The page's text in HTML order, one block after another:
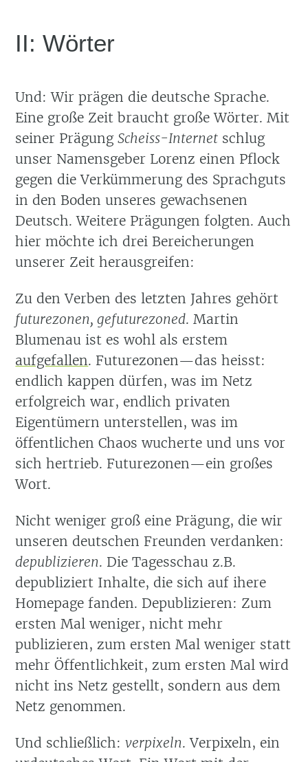
II: Wörter
Und: Wir prägen die deutsche Sprache.
Eine große Zeit braucht große Wörter. Mit
seiner PrägungScheiss-Internet schlug
unser Namensgeber Lorenz einen Pflock
gegen die Verkümmerung des Sprachguts
in den Boden unseres gewachsenen
Deutsch. Weitere Prägungen folgten. Auch
hier möchte ich drei Bereicherungen
unserer Zeit herausgreifen:
Zu den Verben des letzten Jahres gehört
futurezonen, gefuturezoned. Martin
Blumenau ist es wohl als erstem
aufgefallen. Futurezonen—das heisst:
endlich kappen dürfen, was im Netz
erfolgreich war, endlich privaten
Eigentümern unterstellen, was im
öffentlichen Chaos wucherte und uns vor
sich hertrieb. Futurezonen—ein großes
Wort.
Nicht weniger groß eine Prägung, die wir
unseren deutschen Freunden verdanken:
depublizieren. Die Tagesschau z.B.
depubliziert Inhalte, die sich auf ihere
Homepage fanden. Depublizieren: Zum
ersten Mal weniger, nicht mehr
publizieren, zum ersten Mal weniger statt
mehr Öffentlichkeit, zum ersten Mal wird
nicht ins Netz gestellt, sondern aus dem
Netz genommen.
Und schließlich:verpixeln. Verpixeln, ein